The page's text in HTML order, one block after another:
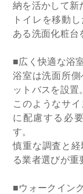
納を活かして新
トイレを移動
ある洗面化粧台
■広く快適な浴
浴室は洗面所
ットバスを設置。
このようなサ
に配慮する必
す。
慎重な調査と
る業者選びが重
■ウォークイン